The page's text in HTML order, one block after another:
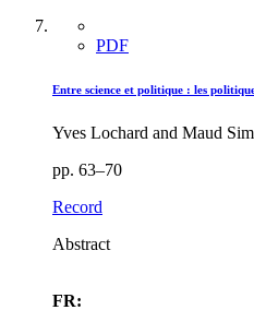
PDF
Entre science et politique : les
Yves Lochard and Maud
pp. 63–70
Record
Abstract
FR: